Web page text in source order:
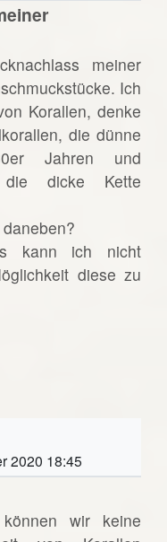
meiner
Ich
Korallen, denke
die dünne
Jahren und
die dicke Kette
kann ich nicht
diese zu
2020 18:45
wir keine